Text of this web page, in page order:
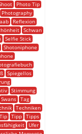
Photo Tip
Photography
Reflexion
Schwan
Selfie Stick
Shotoniphone
Spiegellos
Stimmung
Swans
Tag
Techniken
Tip Tipp Tipps
Ufer